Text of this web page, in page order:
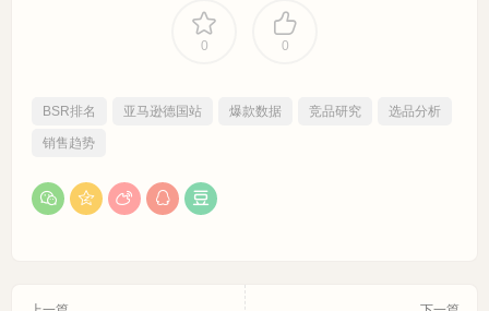
0 0
BSR排名 亚马逊德国站 爆款数据 竞品研究 选品分析
销售趋势